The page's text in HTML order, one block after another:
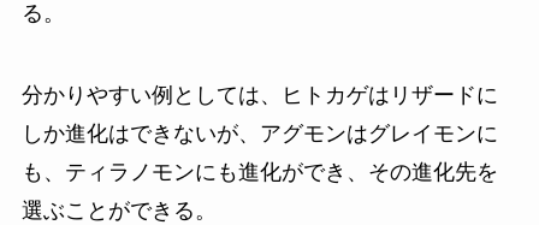
る。
分かりやすい例としては、ヒトカゲはリザードに
しか進化はできないが、アグモンはグレイモンに
も、ティラノモンにも進化ができ、その進化先を
選ぶことができる。